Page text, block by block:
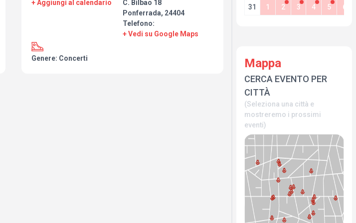
Porque las leyendas no mueren.
Simplemente… renacen sobre el
+ Aggiungi al calendario
C. Bilbao 18
Ponferrada, 24404
Telefono:
+ Vedi su Google Maps
Genere: Concerti
31 1 2 3 4 5 6
Mappa
CERCA EVENTO PER
CITTÀ
(Seleziona una città e
mostreremo i prossimi
eventi)